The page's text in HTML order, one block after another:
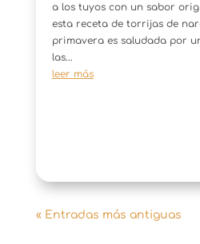
a los tuyos con un sabor
esta receta de torrijas de
primavera es saludada por
las...
leer más
« Entradas más antiguas